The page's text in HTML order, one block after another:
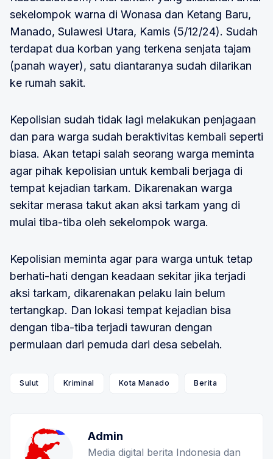
sekelompok warna di Wonasa dan Ketang Baru,
Manado, Sulawesi Utara, Kamis (5/12/24). Sudah
terdapat dua korban yang terkena senjata tajam
(panah wayer), satu diantaranya sudah dilarikan
ke rumah sakit.
Kepolisian sudah tidak lagi melakukan penjagaan
dan para warga sudah beraktivitas kembali seperti
biasa. Akan tetapi salah seorang warga meminta
agar pihak kepolisian untuk kembali berjaga di
tempat kejadian tarkam. Dikarenakan warga
sekitar merasa takut akan aksi tarkam yang di
mulai tiba-tiba oleh sekelompok warga.
Kepolisian meminta agar para warga untuk tetap
berhati-hati dengan keadaan sekitar jika terjadi
aksi tarkam, dikarenakan pelaku lain belum
tertangkap. Dan lokasi tempat kejadian bisa
dengan tiba-tiba terjadi tawuran dengan
permulaan dari pemuda dari desa sebelah.
Sulut Kriminal Kota Manado Berita
Admin
Media digital berita Indonesia dan